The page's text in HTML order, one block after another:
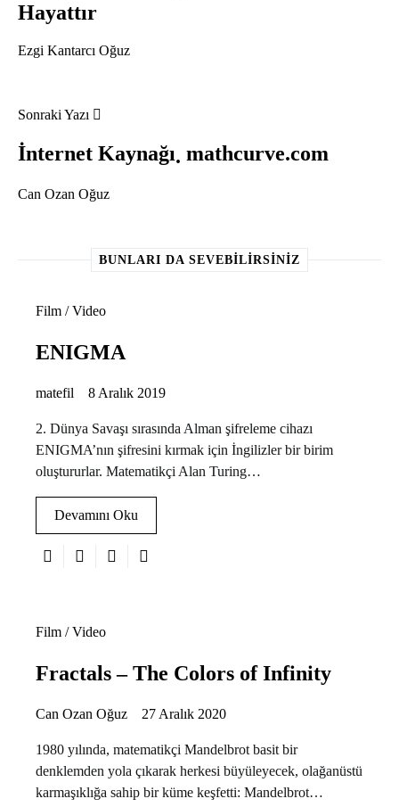
Hayattır
Ezgi Kantarcı Oğuz
Sonraki Yazı
İnternet Kaynağı mathcurve.com
Can Ozan Oğuz
BUNLARI DA SEVEBILIRSINIZ
Film / Video
ENIGMA
matefil 8 Aralık 2019
2. Dünya Savaşı sırasında Alman şifreleme cihazı
ENIGMA’nın şifresini kırmak için İngilizler bir birim
oluştururlar. Matematikçi Alan Turing…
Devamını Oku
Film / Video
Fractals – The Colors of Infinity
Can Ozan Oğuz 27 Aralık 2020
1980 yılında, matematikçi Mandelbrot basit bir
denklemden yola çıkarak herkesi büyüleyecek, olağanüstü
karmaşıklığa sahip bir küme keşfetti: Mandelbrot…